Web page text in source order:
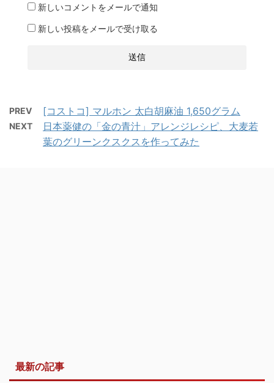
新しいコメントをメールで通知
新しい投稿をメールで受け取る
PREV [コストコ] マルホン 太白胡麻油 1,650グラム
NEXT
日本薬健の「金の青汁」アレンジレシピ、大麦若
葉のグリーンクスクスを作ってみた
最新の記事